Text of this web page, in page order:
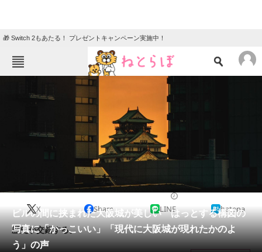
🎁 Switch 2もあたる！ プレゼントキャンペーン実施中！
ねとらぼメニュー
クイズ
地域
リサーチ
会員記事
メディア
ビルの間に挟まれた大阪城が美しい はっとする構図の
写真に「かっこいい」「現代に大阪城が現れたかのよ
う」の声
X Share LINE hatena
歴史が交錯する。